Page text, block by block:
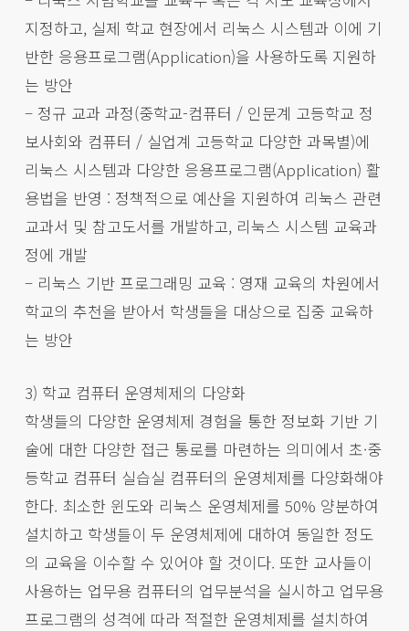
지정하고, 실제 학교 현장에서 리눅스 시스템과 이에 기
반한 응용프로그램(Application)을 사용하도록 지원하
는 방안
– 정규 교과 과정(중학교-컴퓨터 / 인문계 고등학교 정
보사회와 컴퓨터 / 실업계 고등학교 다양한 과목별)에
리눅스 시스템과 다양한 응용프로그램(Application) 활
용법을 반영 : 정책적으로 예산을 지원하여 리눅스 관련
교과서 및 참고도서를 개발하고, 리눅스 시스템 교육과
정에 개발
– 리눅스 기반 프로그래밍 교육 : 영재 교육의 차원에서
학교의 추천을 받아서 학생들을 대상으로 집중 교육하
는 방안
3) 학교 컴퓨터 운영체제의 다양화
학생들의 다양한 운영체제 경험을 통한 정보화 기반 기
술에 대한 다양한 접근 통로를 마련하는 의미에서 초·중
등학교 컴퓨터 실습실 컴퓨터의 운영체제를 다양화해야
한다. 최소한 윈도와 리눅스 운영체제를 50% 양분하여
설치하고 학생들이 두 운영체제에 대하여 동일한 정도
의 교육을 이수할 수 있어야 할 것이다. 또한 교사들이
사용하는 업무용 컴퓨터의 업무분석을 실시하고 업무용
프로그램의 성격에 따라 적절한 운영체제를 설치하여